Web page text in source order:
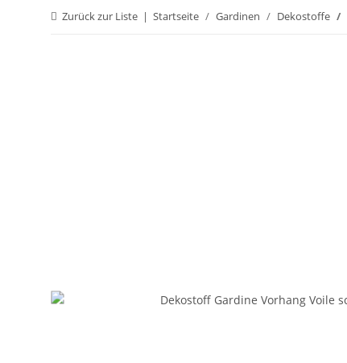
Zurück zur Liste Startseite Gardinen Dekostoffe